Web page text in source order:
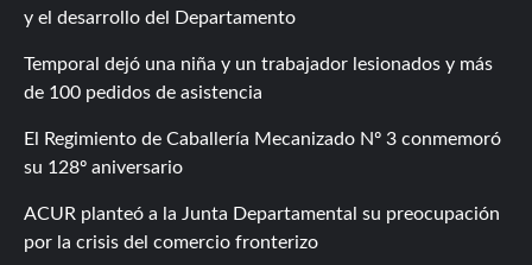
y el desarrollo del Departamento
Temporal dejó una niña y un trabajador lesionados y más
de 100 pedidos de asistencia
El Regimiento de Caballería Mecanizado Nº 3 conmemoró
su 128º aniversario
ACUR planteó a la Junta Departamental su preocupación
por la crisis del comercio fronterizo